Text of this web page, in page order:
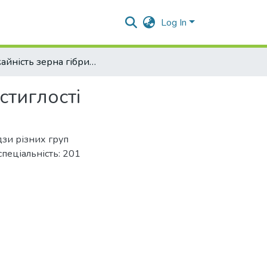
Log In
Урожайність зерна гібридів кукурудзи різних груп стиглості
різних груп
201